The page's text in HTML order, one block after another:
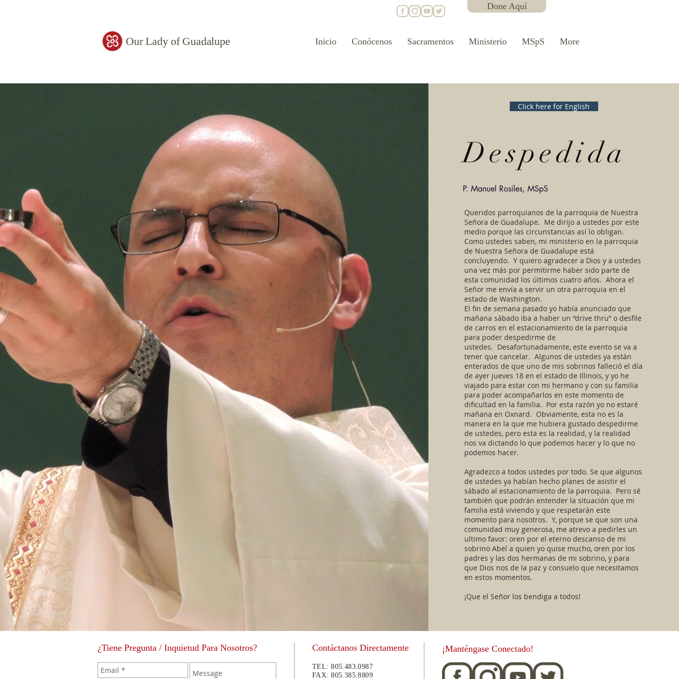
Done Aquí
Our Lady of Guadalupe Inicio Conócenos Sacramentos Ministerio MSpS More
Click here for English
Despedida
P. Manuel Rosiles, MSpS
Queridos parroquianos de la parroquia de Nuestra
Señora de Guadalupe. Me dirijo a ustedes por este
medio porque las circunstancias así lo obligan.
Como ustedes saben, mi ministerio en la parroquia
de Nuestra Señora de Guadalupe está
concluyendo. Y quiero agradecer a Dios y a ustedes
una vez más por permitirme haber sido parte de
esta comunidad los últimos cuatro años. Ahora el
Señor me envía a servir un otra parroquia en el
estado de Washington.
El fin de semana pasado yo había anunciado que
mañana sábado iba a haber un “drive thru” o desfile
de carros en el estacionamiento de la parroquia
para poder despedirme de
ustedes. Desafortunadamente, este evento se va a
tener que cancelar. Algunos de ustedes ya están
enterados de que uno de mis sobrinos falleció el día
de ayer jueves 18 en el estado de Illinois, y yo he
viajado para estar con mi hermano y con su familia
para poder acompañarlos en este momento de
dificultad en la familia. Por esta razón yo no estaré
mañana en Oxnard. Obviamente, esta no es la
manera en la que me hubiera gustado despedirme
de ustedes, pero esta es la realidad, y la realidad
nos va dictando lo que podemos hacer y lo que no
podemos hacer.
Agradezco a todos ustedes por todo. Se que algunos
de ustedes ya habían hecho planes de asistir el
sábado al estacionamiento de la parroquia. Pero sé
también que podrán entender la situación que mi
familia está viviendo y que respetarán este
momento para nosotros. Y, porque se que son una
comunidad muy generosa, me atrevo a pedirles un
ultimo favor: oren por el eterno descanso de mi
sobrino Abel a quien yo quise mucho, oren por los
padres y las dos hermanas de mi sobrino, y para
que Dios nos de la paz y consuelo que necesitamos
en estos momentos.
¡Que el Señor los bendiga a todos!
¿Tiene Pregunta / Inquietud Para Nosotros? Contáctanos Directamente
TEL:805.483.0987
FAX:805.385.8809
¡Manténgase Conectado!